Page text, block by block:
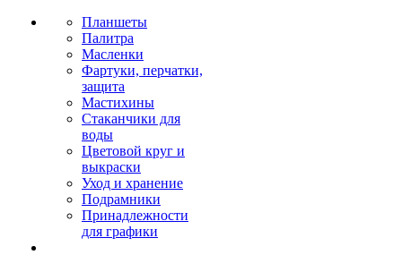
Планшеты
Палитра
Масленки
Фартуки, перчатки,
защита
Мастихины
Стаканчики для
воды
Цветовой круг и
выкраски
Уход и хранение
Подрамники
Принадлежности
для графики